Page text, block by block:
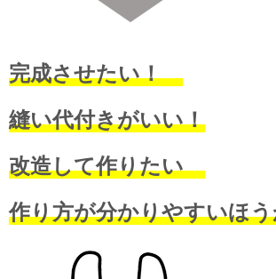
完成させたい！
縫い代付きがいい！
改造して作りたい
作り方が分かりやすいほ